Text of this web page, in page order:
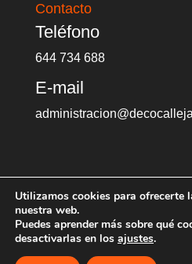
Contacto
Teléfono
644 734 688
E-mail
Diseñado por
Comunicación| Aviso
Utilizamos cookies para ofrecerte
nuestra web.
Puedes aprender más sobre qué
desactivarlas en los ajustes.